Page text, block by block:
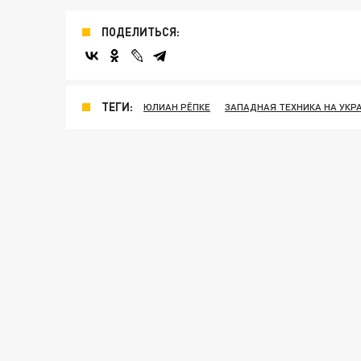
ПОДЕЛИТЬСЯ:
ТЕГИ: ЮЛИАН РЁПКЕ ЗАПАДНАЯ ТЕХНИКА НА